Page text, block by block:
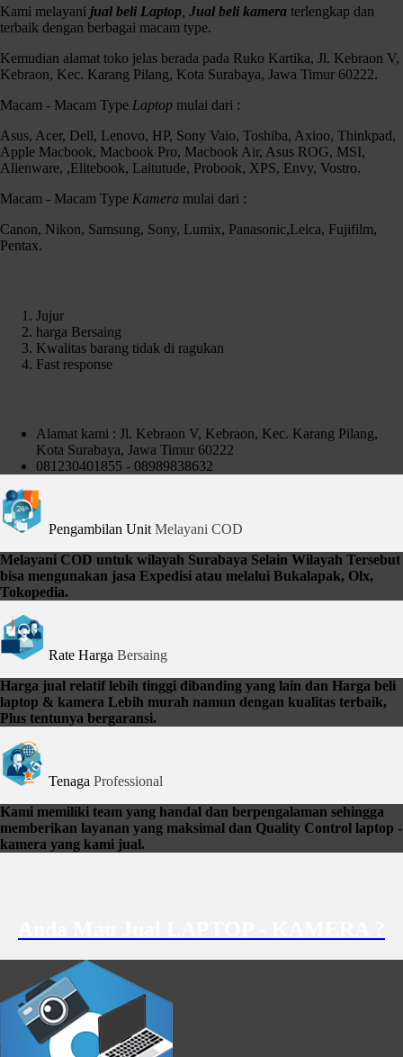
Kami melayani jual beli Laptop, Jual beli kamera terlengkap dan
terbaik dengan berbagai macam type.
Kemudian alamat toko jelas berada pada Ruko Kartika, Jl. Kebraon V,
Kebraon, Kec. Karang Pilang, Kota Surabaya, Jawa Timur 60222.
Macam - Macam Type Laptop mulai dari :
Asus, Acer, Dell, Lenovo, HP, Sony Vaio, Toshiba, Axioo, Thinkpad,
Apple Macbook, Macbook Pro, Macbook Air, Asus ROG, MSI,
Alienware, ,Elitebook, Laitutude, Probook, XPS, Envy, Vostro.
Macam - Macam Type Kamera mulai dari :
Canon, Nikon, Samsung, Sony, Lumix, Panasonic,Leica, Fujifilm,
Pentax.
Jujur
harga Bersaing
Kwalitas barang tidak di ragukan
Fast response
Alamat kami : Jl. Kebraon V, Kebraon, Kec. Karang Pilang,
Kota Surabaya, Jawa Timur 60222
081230401855 - 08989838632
Pengambilan Unit Melayani COD
Melayani COD untuk wilayah Surabaya Selain Wilayah Tersebut
bisa mengunakan jasa Expedisi atau melalui Bukalapak, Olx,
Tokopedia.
Rate Harga Bersaing
Harga jual relatif lebih tinggi dibanding yang lain dan Harga beli
laptop & kamera Lebih murah namun dengan kualitas terbaik,
Plus tentunya bergaransi.
Tenaga Professional
Kami memiliki team yang handal dan berpengalaman sehingga
memberikan layanan yang maksimal dan Quality Control laptop -
kamera yang kami jual.